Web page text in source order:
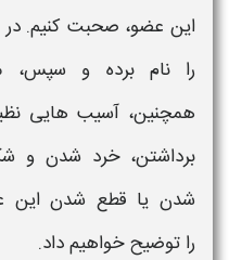
این عضو، صحبت کنیم. در
را نام برده و سپس،
همچنین، آسیب هایی
برداشتن، خرد شدن و
شدن یا قطع شدن این
را توضیح خواهیم داد.